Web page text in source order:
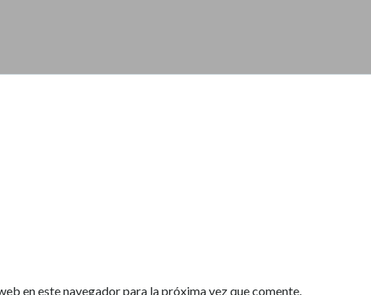
en este navegador para la próxima vez que comente.